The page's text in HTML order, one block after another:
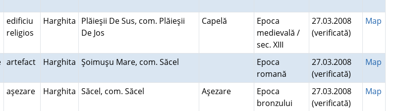
edificiu
religios
Harghita Plăieşii De Sus, com. Plăieşii
De Jos
Capelă
Epoca
medievală /
sec. XIII
27.03.2008
(verificată)
Map
artefact Harghita Şoimuşu Mare, com. Săcel
Epoca
romană
27.03.2008
(verificată)
Map
aşezare Harghita Săcel, com. Săcel Aşezare
Epoca
bronzului
27.03.2008
(verificată)
Map